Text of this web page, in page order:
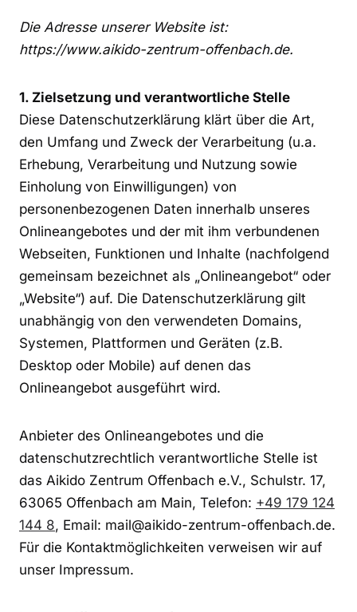
Die Adresse unserer Website ist:
https://www.aikido-zentrum-offenbach.de.
1. Zielsetzung und verantwortliche Stelle
Diese Datenschutzerklärung klärt über die Art,
den Umfang und Zweck der Verarbeitung (u.a.
Erhebung, Verarbeitung und Nutzung sowie
Einholung von Einwilligungen) von
personenbezogenen Daten innerhalb unseres
Onlineangebotes und der mit ihm verbundenen
Webseiten, Funktionen und Inhalte (nachfolgend
gemeinsam bezeichnet als „Onlineangebot“ oder
„Website“) auf. Die Datenschutzerklärung gilt
unabhängig von den verwendeten Domains,
Systemen, Plattformen und Geräten (z.B.
Desktop oder Mobile) auf denen das
Onlineangebot ausgeführt wird.
Anbieter des Onlineangebotes und die
datenschutzrechtlich verantwortliche Stelle ist
das Aikido Zentrum Offenbach e.V., Schulstr. 17,
63065 Offenbach am Main, Telefon: +49 179 124
144 8, Email: mail@aikido-zentrum-offenbach.de.
Für die Kontaktmöglichkeiten verweisen wir auf
unser Impressum.